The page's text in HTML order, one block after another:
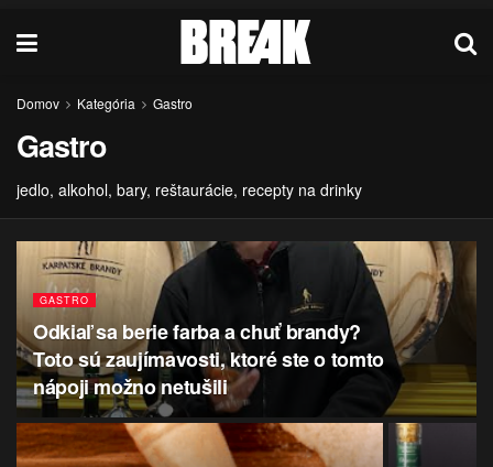
Domov Kategória Gastro
Gastro
jedlo, alkohol, bary, reštaurácie, recepty na drinky
GASTRO
Odkiaľ sa berie farba a chuť brandy?
Toto sú zaujímavosti, ktoré ste o tomto
nápoji možno netušili